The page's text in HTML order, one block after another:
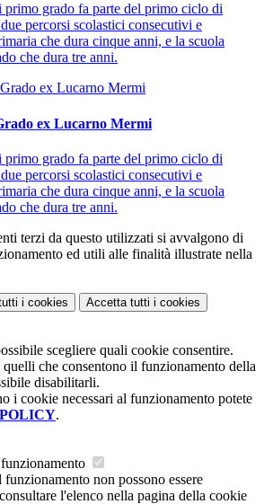
primo grado fa parte del primo ciclo di
percorsi scolastici consecutivi e
che dura cinque anni, e la scuola
che dura tre anni.
ex Lucarno Mermi
primo grado fa parte del primo ciclo di
percorsi scolastici consecutivi e
che dura cinque anni, e la scuola
che dura tre anni.
terzi da questo utilizzati si avvalgono di
ed utili alle finalità illustrate nella
i cookies Accetta tutti i cookies
scegliere quali cookie consentire.
che consentono il funzionamento della
disabilitarli.
i cookie necessari al funzionamento potete
.
non possono essere
l'elenco nella pagina della cookie